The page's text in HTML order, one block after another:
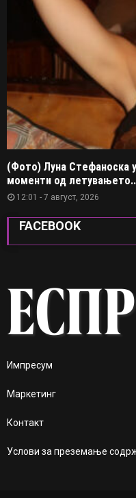
(Фото) Луна Стефаноска
моменти од
12:01 - 7 август, 2026
FACEBOOK
Импресум
Маркетинг
Контакт
Услови за преземање